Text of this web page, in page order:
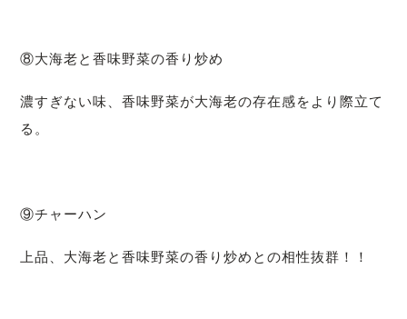
⑧大海老と香味野菜の香り炒め
濃すぎない味、香味野菜が大海老の存在感をより際立て
る。
⑨チャーハン
上品、大海老と香味野菜の香り炒めとの相性抜群！！